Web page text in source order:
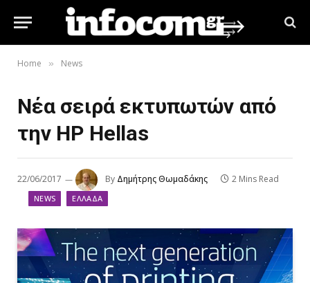
Home » News
Νέα σειρά εκτυπωτών από
την HP Hellas
22/06/2017 By Δημήτρης Θωμαδάκης 2 Mins Read
NEWS ΕΛΛΆΔΑ